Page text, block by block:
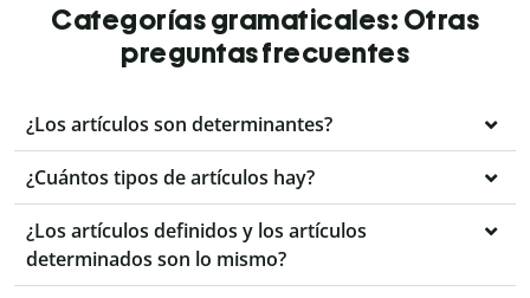
Categorías gramaticales: Otras
preguntas frecuentes
¿Los artículos son determinantes?
¿Cuántos tipos de artículos hay?
¿Los artículos definidos y los artículos
determinados son lo mismo?